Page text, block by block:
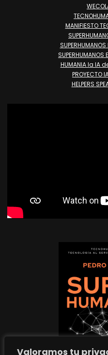
Valoramos tu
MANIFIESTO
SUPERHUMANOS
SUPERHUMANOS
HUMANIA la IA
PROYECTO
HELPERS